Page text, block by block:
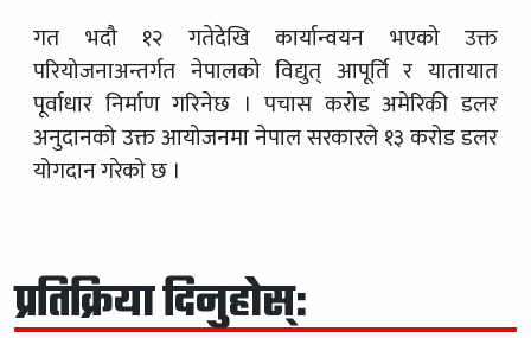
गत भदौ १२ गतेदेखि कार्यान्वयन भएको उक्त
परियोजनाअन्तर्गत नेपालको विद्युत् आपूर्ति र यातायात
पूर्वाधार निर्माण गरिनेछ । पचास करोड अमेरिकी डलर
अनुदानको उक्त आयोजनमा नेपाल सरकारले १३ करोड डलर
योगदान गरेको छ ।
प्रतिक्रिया दिनुहोस्: